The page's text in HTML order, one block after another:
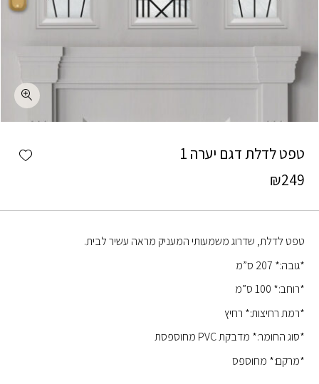
טפט לדלת דגם יערה 1
₪249
טפט לדלת, שדרוג משמעותי המעניק מראה עשיר לבית.
*גובה:* 207 ס”מ
*רוחב:* 100 ס”מ
*רמת רחיצות:* רחיץ
*סוג החומר:* מדבקת PVC מחוספסת
*מרקם:* מחוספס